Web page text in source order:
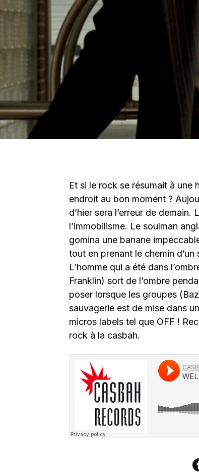
Et si le rock se résumait à une
endroit au bon moment ?
d’hier sera l’erreur de
l’immobilisme. Le soulman
gomina une banane
tout en prenant le chemin
L’homme qui a été dans
Franklin) sort de l’ombre
poser lorsque les groupes
sauvagerie est de mise dans
micros labels tel que OFF !
rock à la casbah.